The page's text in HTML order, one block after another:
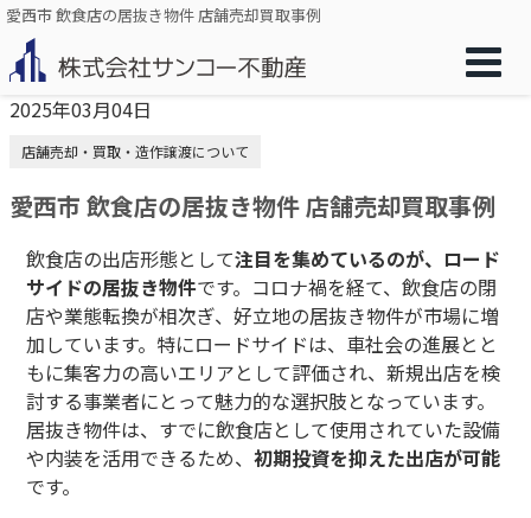
愛西市 飲食店の居抜き物件 店舗売却買取事例
2025年03月04日
店舗売却・買取・造作譲渡について
愛西市 飲食店の居抜き物件 店舗売却買取事例
飲食店の出店形態として注目を集めているのが、ロード
サイドの居抜き物件です。コロナ禍を経て、飲食店の閉
店や業態転換が相次ぎ、好立地の居抜き物件が市場に増
加しています。特にロードサイドは、車社会の進展とと
もに集客力の高いエリアとして評価され、新規出店を検
討する事業者にとって魅力的な選択肢となっています。
居抜き物件は、すでに飲食店として使用されていた設備
や内装を活用できるため、初期投資を抑えた出店が可能
です。